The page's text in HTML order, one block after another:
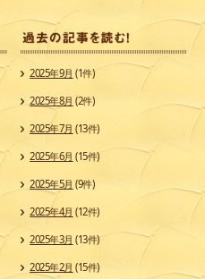
2025年9月 (1件)
2025年8月 (2件)
2025年7月 (13件)
2025年6月 (15件)
2025年5月 (9件)
2025年4月 (12件)
2025年3月 (13件)
2025年2月 (15件)